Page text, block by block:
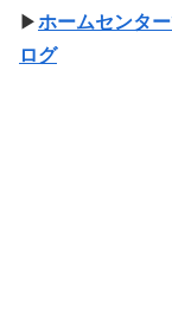
▶ホームセンタ
ログ